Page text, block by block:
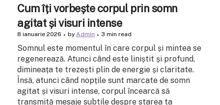
Cum îți vorbește corpul prin somn
agitat și visuri intense
8 ianuarie 2026 by Admin 3 min read
Somnul este momentul în care corpul și mintea se
regenerează. Atunci când este liniștit și profund,
dimineața te trezești plin de energie și claritate.
Însă, atunci când nopțile sunt marcate de somn
agitat și visuri intense, corpul încearcă să
transmită mesaje subtile despre starea ta